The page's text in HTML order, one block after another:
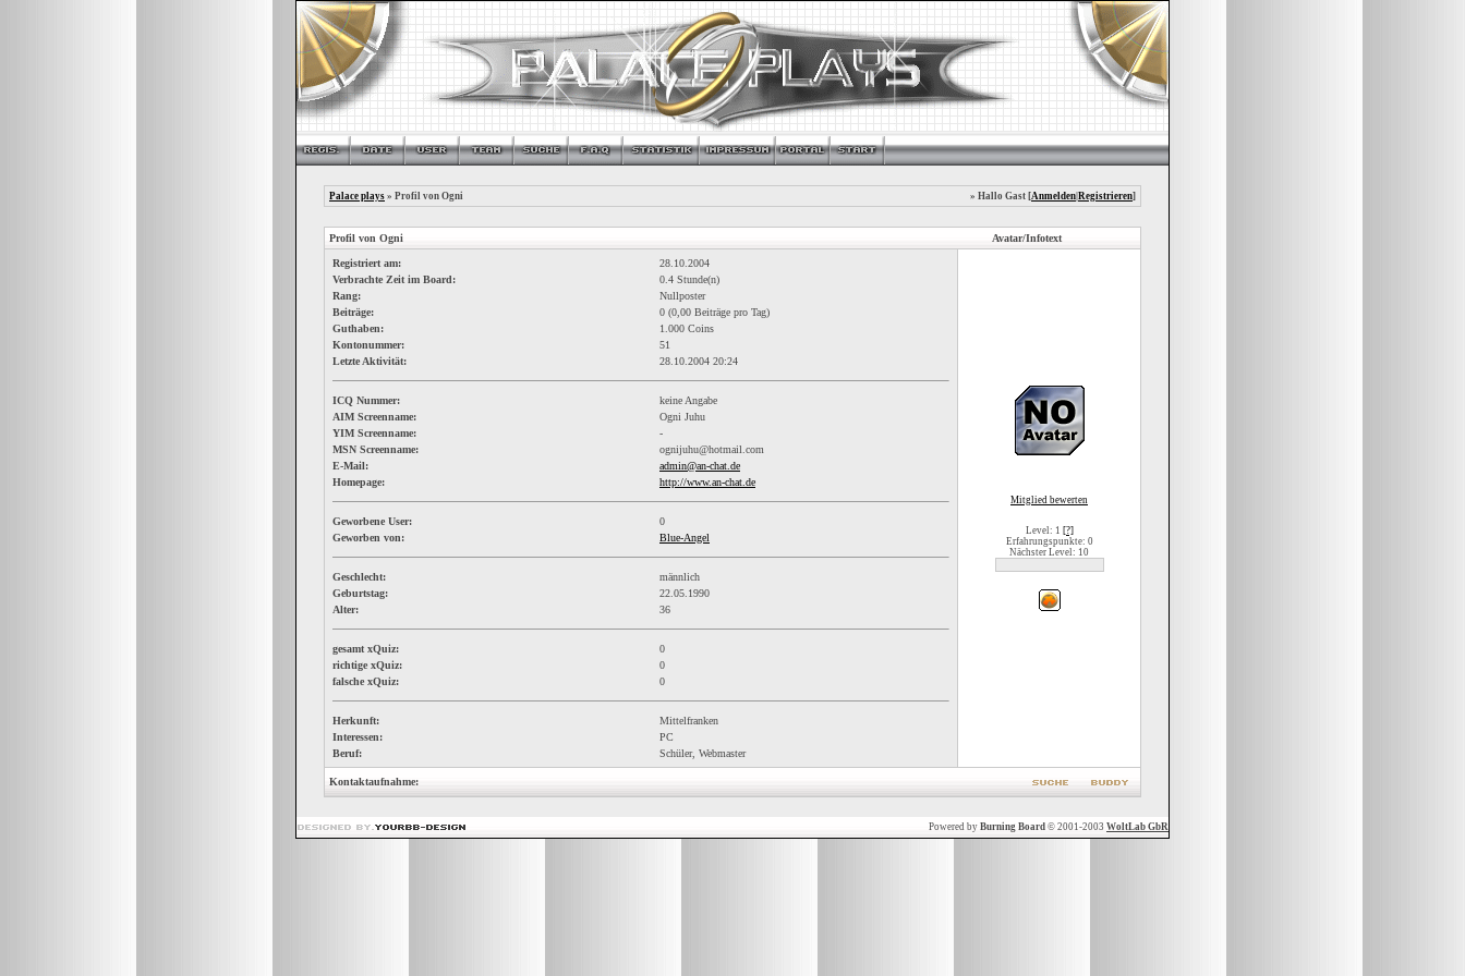
Palace plays » Profil von Ogni » Hallo Gast [Anmelden Registrieren]
Profil von Ogni Avatar/Infotext
Registriert am:
28.10.2004
Verbrachte Zeit im Board:
0.4 Stunde(n)
Rang:
Nullposter
Beiträge:
0 (0,00 Beiträge pro Tag)
Guthaben:
1.000 Coins
Kontonummer:
51
Letzte Aktivität:
28.10.2004 20:24
ICQ Nummer:
keine Angabe
AIM Screenname:
Ogni Juhu
YIM Screenname:
-
MSN Screenname:
ognijuhu@hotmail.com
E-Mail:
admin@an-chat.de
Homepage:
http://www.an-chat.de
Geworbene User:
0
Geworben von:
Blue-Angel
Geschlecht:
männlich
Geburtstag:
22.05.1990
Alter:
36
gesamt xQuiz:
0
richtige xQuiz:
0
falsche xQuiz:
0
Herkunft:
Mittelfranken
Interessen:
PC
Beruf:
Schüler, Webmaster
Mitglied bewerten
Level: 1 [?]
Erfahrungspunkte: 0
Nächster Level: 10
Kontaktaufnahme:
Powered by Burning Board © 2001-2003 WoltLab GbR